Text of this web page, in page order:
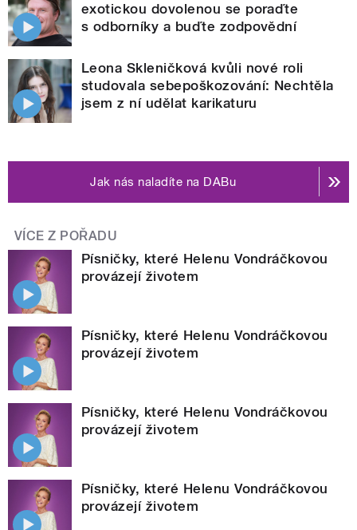
exotickou dovolenou se poraďte
s odborníky a buďte zodpovědní
Leona Skleničková kvůli nové roli
studovala sebepoškozování: Nechtěla
jsem z ní udělat karikaturu
Jak nás naladíte na DABu
VÍCE Z POŘADU
Písničky, které Helenu Vondráčkovou
provázejí životem
Písničky, které Helenu Vondráčkovou
provázejí životem
Písničky, které Helenu Vondráčkovou
provázejí životem
Písničky, které Helenu Vondráčkovou
provázejí životem